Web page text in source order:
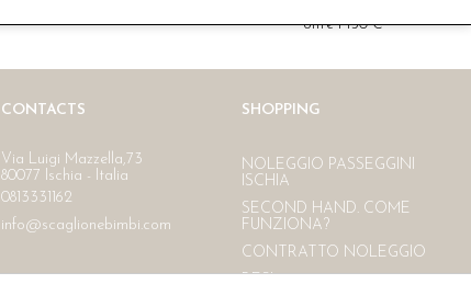
oltre i 150 €
CONTACTS
Via Luigi Mazzella,73
80077 Ischia - Italia
0813331162
info@scaglionebimbi.com
SHOPPING
NOLEGGIO PASSEGGINI
ISCHIA
SECOND HAND. COME
FUNZIONA?
CONTRATTO NOLEGGIO